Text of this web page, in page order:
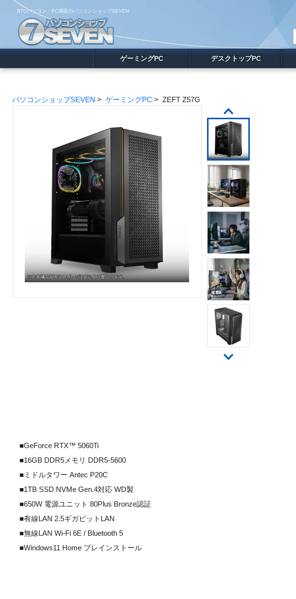
BTOパソコン・PC通販のパソコンショップSEVEN
ゲーミングPC デスクトップPC
パソコンショップSEVEN > ゲーミングPC > ZEFT Z57G
■GeForce RTX™ 5060Ti
■16GB DDR5メモリ DDR5-5600
■ミドルタワー Antec P20C
■1TB SSD NVMe Gen.4対応 WD製
■650W 電源ユニット 80Plus Bronze認証
■有線LAN 2.5ギガビットLAN
■無線LAN Wi-Fi 6E / Bluetooth 5
■Windows11 Home プレインストール